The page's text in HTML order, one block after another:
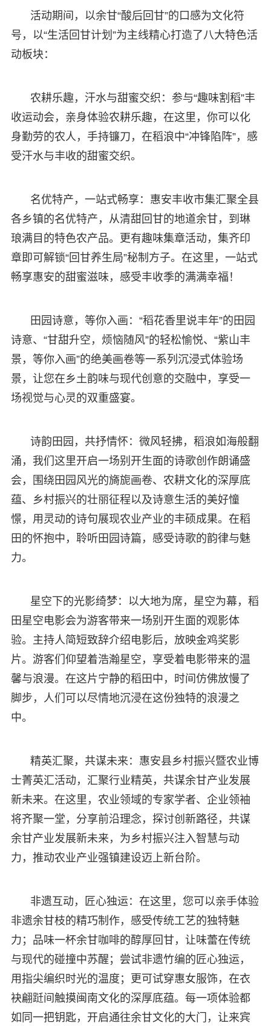
活动期间，以余甘“酸后回甘”的口感为文化符
号，以“生活回甘计划”为主线精心打造了八大特色活
动板块：
农耕乐趣，汗水与甜蜜交织：参与“趣味割稻”丰
收运动会，亲身体验农耕乐趣，在这里，你可以化
身勤劳的农人，手持镰刀，在稻浪中“冲锋陷阵”，感
受汗水与丰收的甜蜜交织。
名优特产，一站式畅享：惠安丰收市集汇聚全县
各乡镇的名优特产，从清甜回甘的地道余甘，到琳
琅满目的特色农产品。更有趣味集章活动，集齐印
章即可解锁“回甘养生局”秘制方子。在这里，一站式
畅享惠安的甜蜜滋味，感受丰收季的满满幸福！
田园诗意，等你入画：“稻花香里说丰年”的田园
诗意、“甘甜升空，烦恼随风”的轻松愉悦、“紫山丰
景，等你入画”的绝美画卷等一系列沉浸式体验场
景，让您在乡土韵味与现代创意的交融中，享受一
场视觉与心灵的双重盛宴。
诗韵田园，共抒情怀：微风轻拂，稻浪如海般翻
涌，我们这里开启一场别开生面的诗歌创作朗诵盛
会，围绕田园风光的旖旎画卷、农耕文化的深厚底
蕴、乡村振兴的壮丽征程以及诗意生活的美好憧
憬，用灵动的诗句展现农业产业的丰硕成果。在稻
田的怀抱中，聆听田园诗篇，感受诗歌的韵律与魅
力。
星空下的光影绮梦：以大地为席，星空为幕，稻
田星空电影会为游客带来一场别开生面的观影体
验。主持人简短致辞介绍电影后，放映金鸡奖影
片。游客们仰望着浩瀚星空，享受着电影带来的温
馨与浪漫。在这片宁静的稻田中，时间仿佛放慢了
脚步，人们可以尽情地沉浸在这份独特的浪漫之
中。
精英汇聚，共谋未来：惠安县乡村振兴暨农业博
士菁英汇活动，汇聚行业精英，共谋余甘产业发展
新未来。在这里，农业领域的专家学者、企业领袖
将齐聚一堂，分享前沿理念，探讨创新路径，共谋
余甘产业发展新未来，为乡村振兴注入智慧与动
力，推动农业产业强镇建设迈上新台阶。
非遗互动，匠心独运：在这里，您可以亲手体验
非遗余甘枝的精巧制作，感受传统工艺的独特魅
力；品味一杯余甘咖啡的醇厚回甘，让味蕾在传统
与现代的碰撞中苏醒；尝试非遗竹编的匠心独运，
用指尖编织时光的温度；更可试穿惠女服饰，在衣
袂翩跹间触摸闽南文化的深厚底蕴。每一项体验都
如同一把钥匙，开启通往余甘文化的大门，让来宾